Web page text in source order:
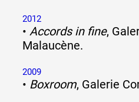
Z
par année
2012
• Accords in fine,
Malaucène.
2009
• Boxroom, Galerie